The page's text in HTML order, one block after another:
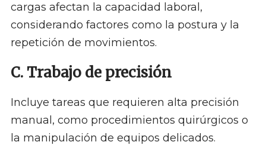
cargas afectan la capacidad laboral,
considerando factores como la postura y la
repetición de movimientos.
C. Trabajo de precisión
Incluye tareas que requieren alta precisión
manual, como procedimientos quirúrgicos o
la manipulación de equipos delicados.